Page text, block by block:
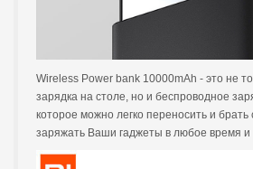
Wireless Power bank 10000mAh - это не
зарядка на столе, но и беспроводное
которое можно легко переносить и брать
заряжать Ваши гаджеты в любое время и